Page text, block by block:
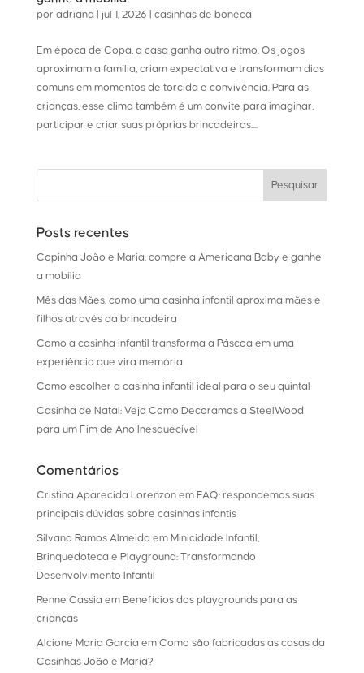
por adriana jul 1, 2026 casinhas de boneca
Em época de Copa, a casa ganha outro ritmo. Os jogos
aproximam a família, criam expectativa e transformam dias
comuns em momentos de torcida e convivência. Para as
crianças, esse clima também é um convite para imaginar,
participar e criar suas próprias brincadeiras....
Posts recentes
Copinha João e Maria: compre a Americana Baby e ganhe
a mobília
Mês das Mães: como uma casinha infantil aproxima mães e
filhos através da brincadeira
Como a casinha infantil transforma a Páscoa em uma
experiência que vira memória
Como escolher a casinha infantil ideal para o seu quintal
Casinha de Natal: Veja Como Decoramos a SteelWood
para um Fim de Ano Inesquecível
Comentários
Cristina Aparecida Lorenzonem FAQ: respondemos suas
principais dúvidas sobre casinhas infantis
Silvana Ramos Almeida em Minicidade Infantil,
Brinquedoteca e Playground: Transformando
Desenvolvimento Infantil
Renne Cassia em Benefícios dos playgrounds para as
crianças
Alcione Maria Garcia em Como são fabricadas as casas da
Casinhas João e Maria?